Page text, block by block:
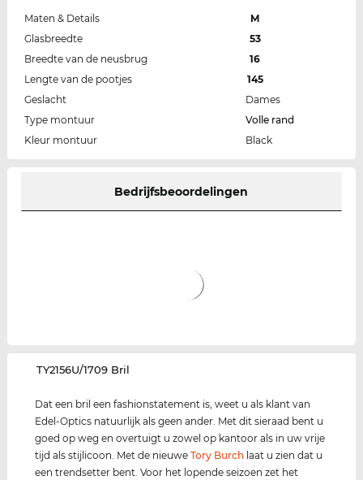
Maten & Details
M
Glasbreedte
53
Breedte van de neusbrug
16
Lengte van de pootjes
145
Geslacht
Dames
Type montuur
Volle rand
Kleur montuur
Black
Bedrijfsbeoordelingen
‌TY2156U/1709 Bril
Dat een bril een fashionstatement is, weet u als klant van
Edel-Optics natuurlijk als geen ander. Met dit sieraad bent u
goed op weg en overtuigt u zowel op kantoor als in uw vrije
tijd als stijlicoon. Met de nieuweTory Burch laat u zien dat u
een trendsetter bent. Voor het lopende seizoen zet het